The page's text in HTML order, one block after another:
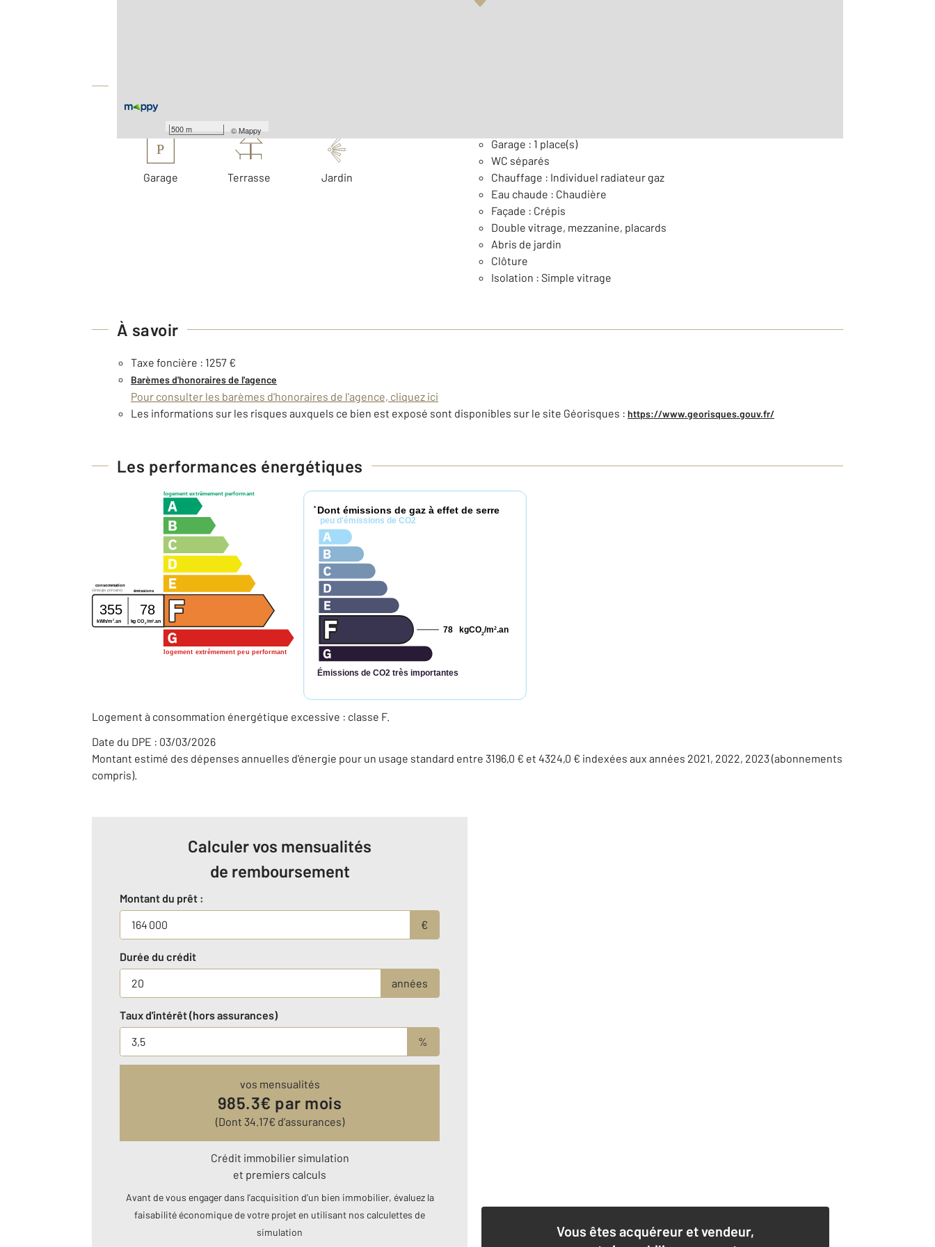
500 m ©Mappy
P
Garage Terrasse Jardin
Garage : 1 place(s)
WC séparés
Chauffage : Individuel radiateur gaz
Eau chaude : Chaudière
Façade : Crépis
Double vitrage, mezzanine, placards
Abris de jardin
Clôture
Isolation : Simple vitrage
À savoir
Taxe foncière : 1257 €
Barèmes d'honoraires de l'agence
Pour consulter les barèmes d'honoraires de l'agence, cliquez ici
Les informations sur les risques auxquels ce bien est exposé sont disponibles sur le site Géorisques : https://www.georisques.gouv.fr/
Les performances énergétiques
logement extrêmement performant
logement extrêmement peu performant
consommation
émissions
(énergie primaire)
355 78
kWh/m 2 .an kg CO2/m2 .an
* Dont émissions de gaz à effet de serre
peu d'émissions de CO2
Émissions de CO2 très importantes
kgCO2/m2.an
78
Logement à consommation énergétique excessive : classe F.
Date du DPE : 03/03/2026
Montant estimé des dépenses annuelles d'énergie pour un usage standard entre 3196,0 € et 4324,0 € indexées aux années 2021, 2022, 2023 (abonnements
compris).
Calculer vos mensualités
de remboursement
Montant du prêt :
€
Durée du crédit
années
Taux d'intérêt (hors assurances)
%
vos mensualités
985.3€ par mois
(Dont 34.17€ d’assurances)
Crédit immobilier simulation
et premiers calculs
Avant de vous engager dans l’acquisition d’un bien immobilier, évaluez la
faisabilité économique de votre projet en utilisant nos calculettes de
simulation
Vous êtes acquéreur et vendeur,